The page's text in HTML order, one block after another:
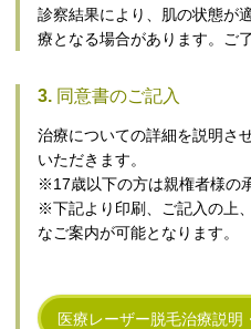
診察結果により、肌の状態が
療となる場合があります。ご
3. 同意書のご記入
治療についての詳細を説明さ
いただきます。
※17歳以下の方は親権者様の
※下記より印刷、ご記入の上
なご案内が可能となります。
医療レーザー脱毛治療説明